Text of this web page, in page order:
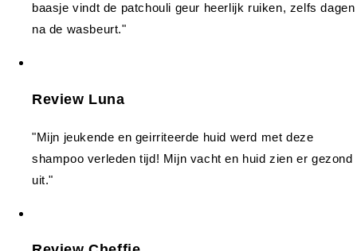
baasje vindt de patchouli geur heerlijk ruiken, zelfs dagen
na de wasbeurt."
Review Luna
"Mijn jeukende en geirriteerde huid werd met deze
shampoo verleden tijd! Mijn vacht en huid zien er gezond
uit."